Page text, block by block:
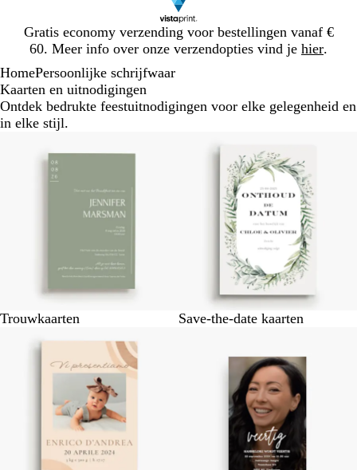
Gratis economy verzending voor bestellingen vanaf €
60. Meer info over onze verzendopties vind je hier.
1
HomePersoonlijke schrijfwaar
Kaarten en uitnodigingen
Ontdek bedrukte feestuitnodigingen voor elke gelegenheid en
in elke stijl.
Trouwkaarten Save-the-date kaarten